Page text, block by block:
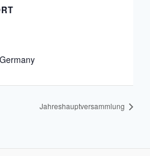
Germany
Jahreshauptversammlung